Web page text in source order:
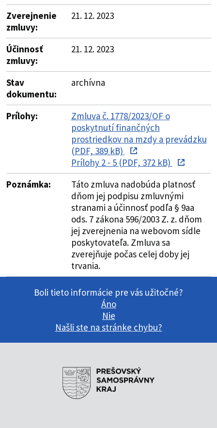
Zverejnenie
zmluvy:
21. 12. 2023
Účinnosť
zmluvy:
21. 12. 2023
Stav
dokumentu:
archívna
Prílohy:
Zmluva č. 1778/2023/OF o
poskytnutí finančných
prostriedkov na mzdy a prevádzku
(PDF, 389 kB)
Prílohy 2 - 5 (PDF, 372 kB)
Poznámka:
Táto zmluva nadobúda platnosť
dňom jej podpisu zmluvnými
stranami a účinnosť podľa § 9aa
ods. 7 zákona 596/2003 Z. z. dňom
jej zverejnenia na webovom sídle
poskytovateľa. Zmluva sa
zverejňuje počas celej doby jej
trvania.
Boli tieto informácie pre vás užitočné?
Áno
Nie
Našli ste na stránke chybu?